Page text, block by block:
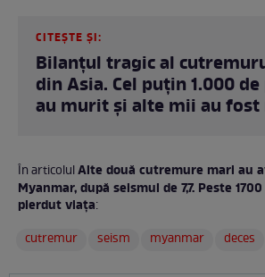
CITEȘTE ȘI:
Bilanțul tragic al
din Asia. Cel puțin 1.000
au murit și alte mii au
În articolulAlte două cutremure mari au
Myanmar, după seismul de 7,7. Peste
pierdut viața:
cutremur
seism myanmar deces